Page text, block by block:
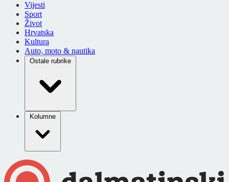
Vijesti
Sport
Život
Hrvatska
Kultura
Auto, moto & nautika
Ostale rubrike
Kolumne